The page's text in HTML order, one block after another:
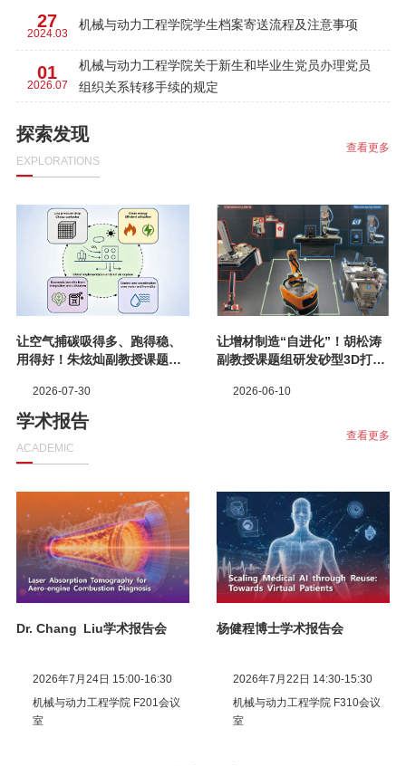
27
2024.03
机械与动力工程学院学生档案寄送流程及注意事项
01
2026.07
机械与动力工程学院关于新生和毕业生党员办理党员
组织关系转移手续的规定
探索发现
EXPLORATIONS
查看更多
让空气捕碳吸得多、跑得稳、
用得好！朱炫灿副教授课题组
集发展路径
2026-07-30
让增材制造“自进化”！胡松涛
副教授课题组研发砂型3D打印
2026-06-10
学术报告
ACADEMIC
查看更多
周加喜教授学术报告会
2026年7月10日 14:00-16:00
机械与动力工程学院 F310会议
思源讲堂第四十期：刘昂教授
2026年7月10日 10:00
机械与动力工程学院 F310会议